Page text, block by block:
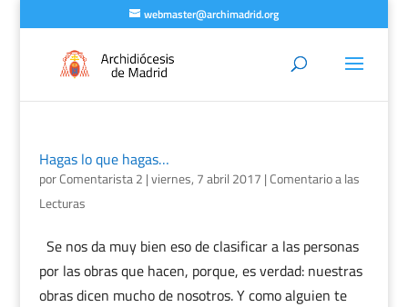
webmaster@archimadrid.org
Hagas lo que hagas…
porComentarista 2 |viernes, 7 abril 2017 |Comentario a las
Lecturas
Se nos da muy bien eso de clasificar a las personas
por las obras que hacen, porque, es verdad: nuestras
obras dicen mucho de nosotros. Y como alguien te